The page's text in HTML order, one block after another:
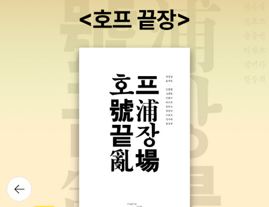
그에 복종하며 권위에 반하는 이들을 배척하고 기존의 규범과 전통을
따르는 성향인 ‘우익 권위주의’에 주목하고, 경제적 보수와 사회적 보
수의 심리 기제의 차이점을 설명한다. 2장에서는 이와 관련된 뇌의
리스틱’, 사전 신념을 고수하는 믿음 체계이자 태도인 ‘보수적 베이지
언’, 편도체의 기능과 같은 심리학적 · 뇌과학적 개념들을 ‘번식’과 연
관된 신호 체계나 ‘생존’에 연관된 교감신경, 행동면역계의 발현과 같
은 진화론적 개념들과 연결해, 보수의 뇌에서 실제 어떤 일들이 일어
나고 있는지를 살핀다. 한편, 진보의 뇌를 대표하는 전대상피질과 뇌
섬엽도 소개한다. 3장에서는 정치 성향과 연관된 유전자들에 주목한
다. 특히 ‘전사 유전자(warrior gene)’로도 불리는 MAOA 유전자형,
‘예민한 유전자(grouchy gene)’로 불리는 세로토닌 전달체 유전자
뒤로가
기